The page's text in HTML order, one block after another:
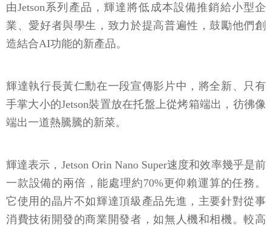
由Jetson系列產品，輝達將低成本設備推銷給小型企
業、愛好者與學生，致力於提高普遍性，鼓勵他們創
造結合AI功能的新產品。
輝達執行長黃仁勳在一段宣傳影片中，將全新、只有
手掌大小的Jetson裝置放在托盤上從烤箱端出，彷彿像
端出一道熱騰騰的新菜。
輝達表示，Jetson Orin Nano Super速度和效率幾乎是前
一款設備的兩倍，能處理約70%更仰賴運算的任務。
它使用的晶片不如輝達頂級產品先進，主要針對從事
消費技術開發的商業開發者，如無人機和相機。較高